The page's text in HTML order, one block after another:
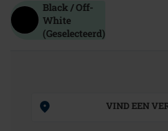
Black / Off-
White
(Geselecteerd)
VIND EEN